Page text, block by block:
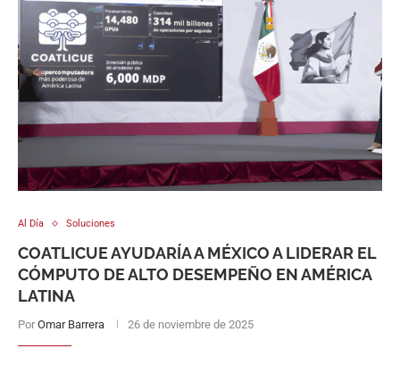
Al Día Soluciones
COATLICUE AYUDARÍA A MÉXICO A LIDERAR EL
CÓMPUTO DE ALTO DESEMPEÑO EN AMÉRICA
LATINA
Por Omar Barrera 26 de noviembre de 2025